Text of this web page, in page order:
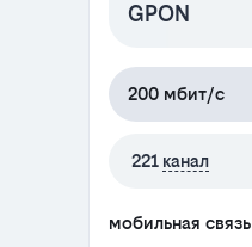
GPON
200 мбит/с
221 канал
мобильная связь